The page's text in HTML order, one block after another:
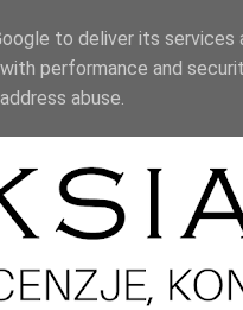
to deliver its
performance and
abuse.